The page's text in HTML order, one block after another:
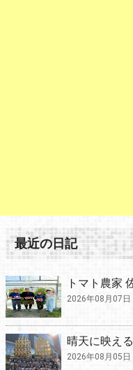
最近の日記
トマト農家
2026年08月07日
晴天に映え
2026年08月05日